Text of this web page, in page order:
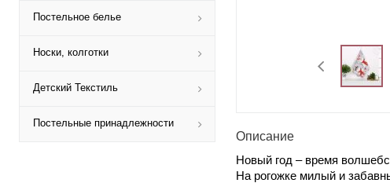
Постельное белье
Носки, колготки
Детский Текстиль
Постельные принадлежности
Описание
Новый год – время
На рогожке милый и